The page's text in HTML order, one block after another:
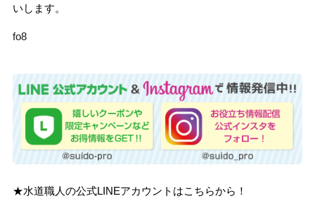
いします。
fo8
★水道職人の公式LINEアカウントはこちらから！